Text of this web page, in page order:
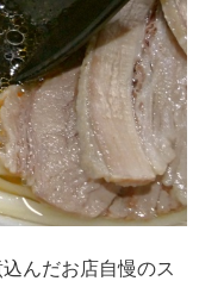
んだお店自慢のス